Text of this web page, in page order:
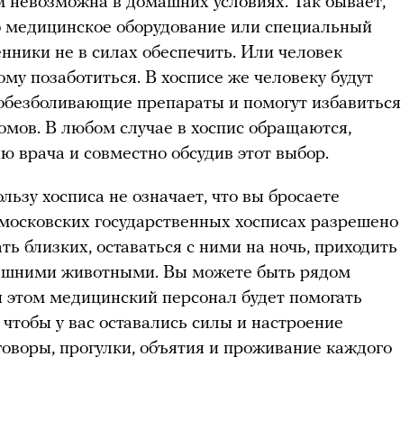
медицинское оборудование или специальный
не в силах обеспечить. Или человек
позаботиться. В хосписе же человеку будут
препараты и помогут избавиться
В любом случае в хоспис обращаются,
врача и совместно обсудив этот выбор.
хосписа не означает, что вы бросаете
государственных хосписах разрешено
близких, оставаться с ними на ночь, приходить
животными. Вы можете быть рядом
этом медицинский персонал будет помогать
у вас оставались силы и настроение
прогулки, объятия и проживание каждого